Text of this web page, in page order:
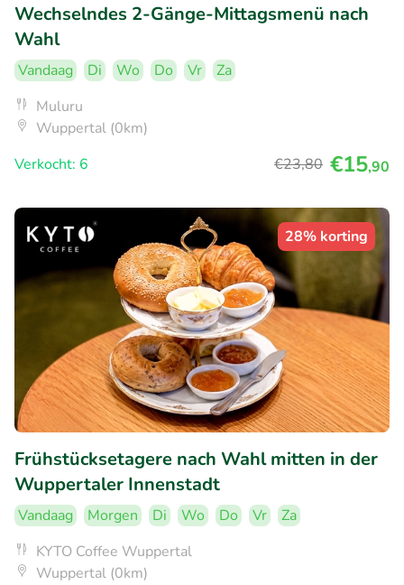
Wechselndes 2-Gänge-Mittagsmenü nach
Wahl
Vandaag Di Wo Do Vr
Za
Muluru
Wuppertal (0km)
Verkocht: 6
€23,80 €15,90
28% korting
Frühstücksetagere nach Wahl mitten in der
Wuppertaler Innenstadt
Vandaag Morgen Di Wo Do Vr
Za
KYTO Coffee Wuppertal
Wuppertal (0km)